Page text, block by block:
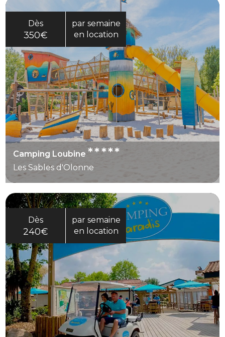
Dès
350€
par semaine
en location
Camping Loubine*****
Les Sables d'Olonne
Dès
240€
par semaine
en location